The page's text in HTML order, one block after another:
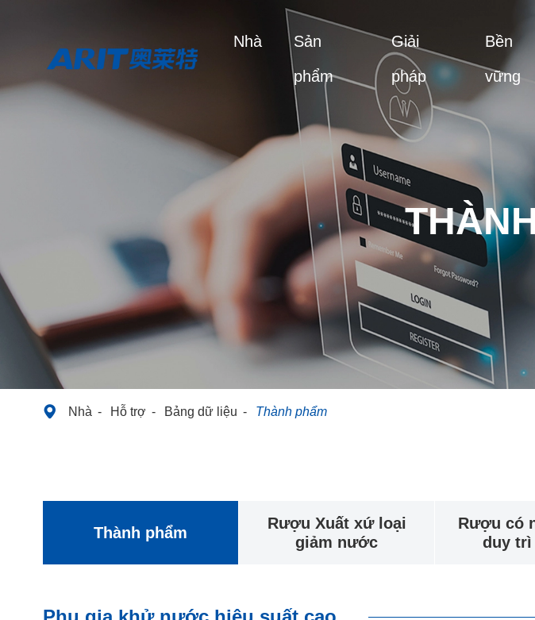
Nhà
Sản
phẩm
Giải
pháp
Bền
vững
 Nhà Hỗ trợ Bảng dữ liệu Thành phẩm
Thành phẩm
Rượu Xuất xứ loại
giảm nước
Rượu có
duy trì